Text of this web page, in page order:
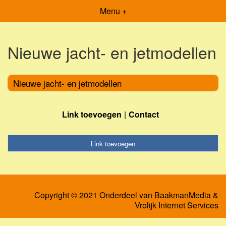
Menu +
Nieuwe jacht- en jetmodellen
Nieuwe jacht- en jetmodellen
Link toevoegen Contact
Link toevoegen
Copyright © 2021 Onderdeel van BaakmanMedia&
Vrolijk Internet Services